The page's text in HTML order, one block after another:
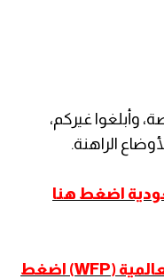
وأبلغوا غيركم،
الراهنة.
اضغط هنا
التسجيل في منظمة الأغذية العالمية (WFP) اضغط